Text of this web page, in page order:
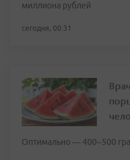
миллиона рублей
сегодня, 00:31
Оптимально — 400–500